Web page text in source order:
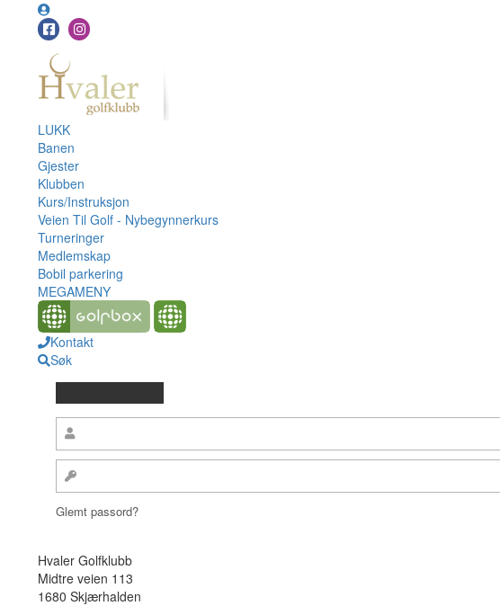
LUKK
Banen
Gjester
Klubben
Kurs/Instruksjon
Veien Til Golf - Nybegynnerkurs
Turneringer
Medlemskap
Bobil parkering
MEGAMENY
Kontakt
Søk
Glemt passord?
Hvaler Golfklubb
Midtre veien 113
1680 Skjærhalden